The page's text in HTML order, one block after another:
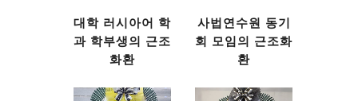
대학 러시아어 학
과 학부생의 근조
화환
사법연수원 동기
회 모임의 근조화
환